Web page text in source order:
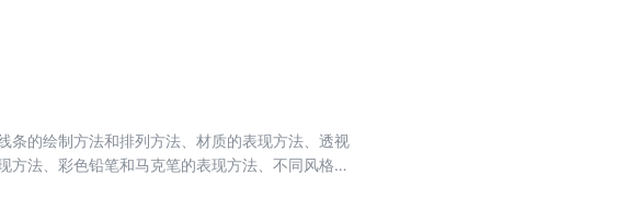
条的绘制方法和排列方法、材质的表现方法、透视
法、彩色铅笔和马克笔的表现方法、不同风格空